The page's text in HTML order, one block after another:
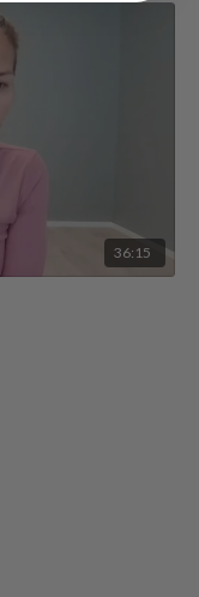
36:15